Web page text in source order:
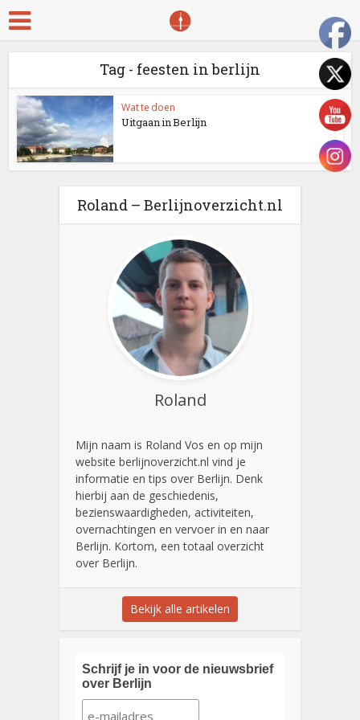
Tag - feesten in berlijn
Wat te doen
Uitgaan in Berlijn
Roland – Berlijnoverzicht.nl
Roland
Mijn naam is Roland Vos en op mijn
website berlijnoverzicht.nl vind je
informatie en tips over Berlijn. Denk
hierbij aan de geschiedenis,
bezienswaardigheden, activiteiten,
overnachtingen en vervoer in en naar
Berlijn. Kortom, een totaal overzicht
over Berlijn.
Bekijk alle artikelen
Schrijf je in voor de nieuwsbrief
over Berlijn